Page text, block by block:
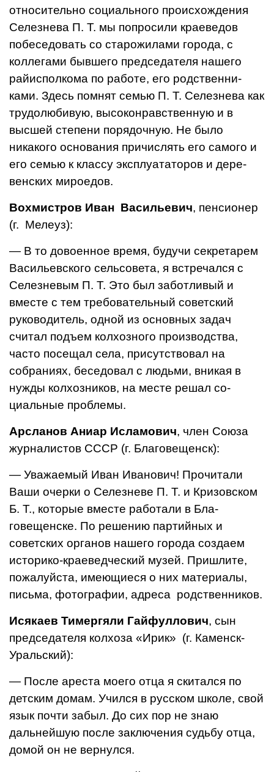
относительно социально­го происхождения
Селезнева П. Т. мы попросили краеведов
побеседовать со старожилами города, с
коллегами бывшего председателя нашего
райиспол­кома по работе, его родственни­
ками. Здесь помнят семью П. Т. Селезнева как
трудолюбивую, высоконравственную и в
высшей степени порядочную. Не было
никакого основания причислять его самого и
его семью к классу эксплуататоров и дере­
венских мироедов.
Вохмистров Иван Васильевич, пенсионер
(г. Мелеуз):
— В то довоенное время, бу­дучи секретарем
Васильевского сельсовета, я встречался с
Се­лезневым П. Т. Это был забот­ливый и
вместе с тем требова­тельный советский
руководитель, одной из основных задач
считал подъем колхозного производства,
часто посещал села, присутство­вал на
собраниях, беседовал с людьми, вникая в
нужды колхозников, на месте решал со­
циальные проблемы.
Арсланов Аниар Исламович, член Союза
журналистов СССР (г. Благовещенск):
— Уважаемый Иван Иванович! Прочитали
Ваши очерки о Селез­неве П. Т. и Кризовском
Б. Т., которые вместе работали в Бла­
говещенске. По решению партий­ных и
советских органов нашего города создаем
историко-краеведческий музей. Пришлите,
пожалуйста, имеющиеся о них ма­териалы,
письма, фотографии, ад­реса родственников.
Исякаев Тимергяли Гайфуллович, сын
председателя колхоза «Ирик» (г. Каменск-
Уральский):
— После ареста моего отца я скитался по
детским домам. Учился в русском школе, свой
язык почти забыл. До сих пор не знаю
дальнейшую после заклю­чения судьбу отца,
домой он не вернулся.